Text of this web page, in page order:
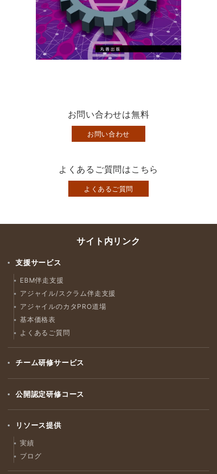
お問い合わせは無料
お問い合わせ
よくあるご質問はこちら
よくあるご質問
サイト内リンク
支援サービス
EBM伴走支援
アジャイル/スクラム伴走支援
アジャイルのカタPRO道場
基本価格表
よくあるご質問
チーム研修サービス
公開認定研修コース
リソース提供
実績
ブログ